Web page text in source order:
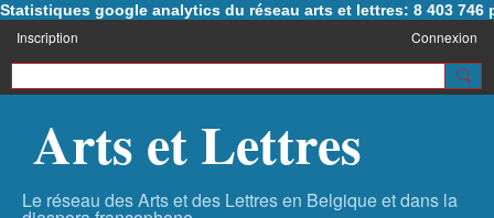
Statistiques google analytics du réseau arts et lettres: 8 403 746
Inscription Connexion
Arts et Lettres